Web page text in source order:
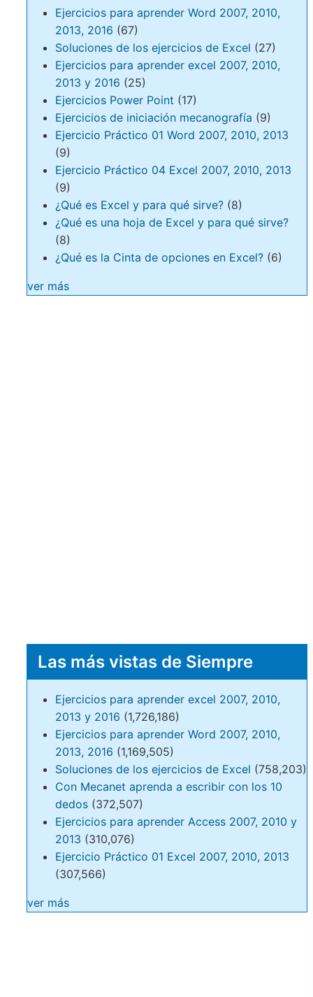
Ejercicios para aprender Word 2007, 2010,
2013, 2016 (67)
Soluciones de los ejercicios de Excel (27)
Ejercicios para aprender excel 2007, 2010,
2013 y 2016 (25)
Ejercicios Power Point (17)
Ejercicios de iniciación mecanografía (9)
Ejercicio Práctico 01 Word 2007, 2010, 2013
(9)
Ejercicio Práctico 04 Excel 2007, 2010, 2013
(9)
¿Qué es Excel y para qué sirve? (8)
¿Qué es una hoja de Excel y para qué sirve?
(8)
¿Qué es la Cinta de opciones en Excel? (6)
ver más
Las más vistas de Siempre
Ejercicios para aprender excel 2007, 2010,
2013 y 2016 (1,726,186)
Ejercicios para aprender Word 2007, 2010,
2013, 2016 (1,169,505)
Soluciones de los ejercicios de Excel (758,203)
Con Mecanet aprenda a escribir con los 10
dedos (372,507)
Ejercicios para aprender Access 2007, 2010 y
2013 (310,076)
Ejercicio Práctico 01 Excel 2007, 2010, 2013
(307,566)
ver más